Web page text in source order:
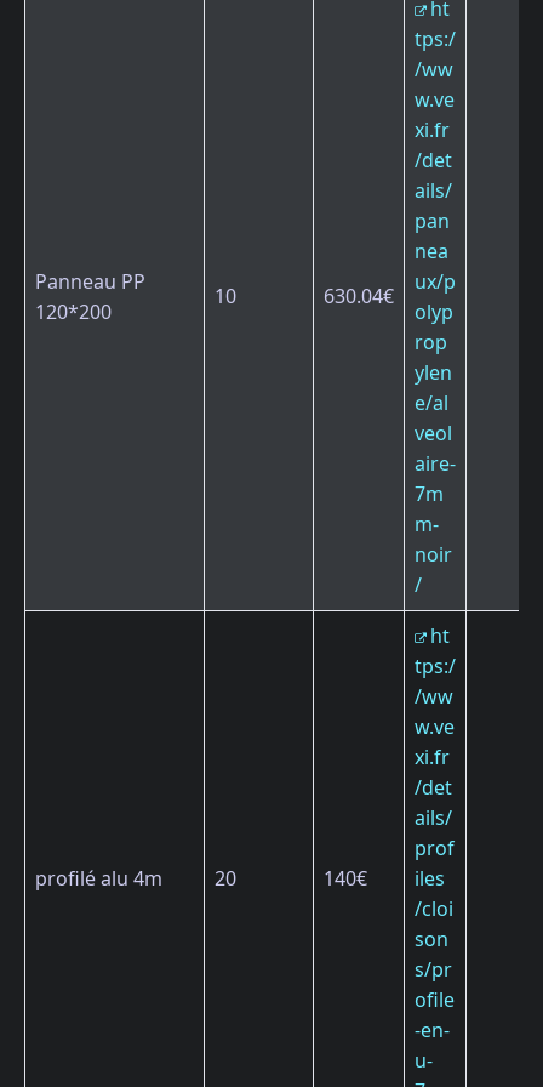
Panneau PP
120*200
10 630.04€
ht
tps:/
/ww
w.ve
xi.fr
/det
ails/
pan
nea
ux/p
olyp
rop
ylen
e/al
veol
aire-
7m
m-
noir
/
profilé alu 4m 20 140€
ht
tps:/
/ww
w.ve
xi.fr
/det
ails/
prof
iles
/cloi
son
s/pr
ofile
-en-
u-